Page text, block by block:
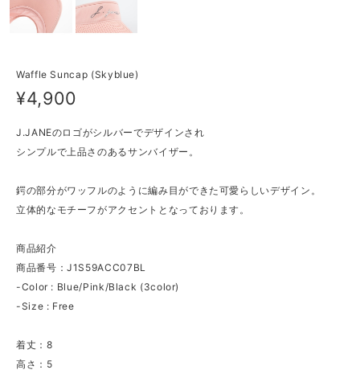
Waffle Suncap (Skyblue)
¥4,900
J.JANEのロゴがシルバーでデザインされ
シンプルで上品さのあるサンバイザー。
鍔の部分がワッフルのように編み目ができた可愛らしいデザイン。
立体的なモチーフがアクセントとなっております。
商品紹介
商品番号：J1S59ACC07BL
-Color : Blue/Pink/Black (3color)
-Size : Free
着丈：8
高さ：5